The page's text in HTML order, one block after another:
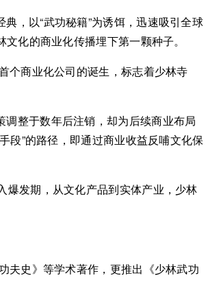
，以“武功秘籍”为诱饵，迅速吸引全球
化的商业化传播埋下第一颗种子。
个商业化公司的诞生，标志着少林寺
整于数年后注销，却为后续商业布局
”的路径，即通过商业收益反哺文化保
爆发期，从文化产品到实体产业，少林
夫史》等学术著作，更推出《少林武功